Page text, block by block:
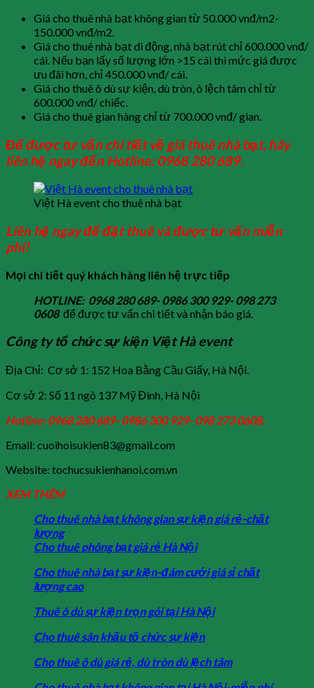
Giá cho thuê nhà bạt không gian từ 50.000 vnđ/m2-
150.000 vnđ/m2.
Giá cho thuê nhà bạt di động, nhà bạt rút chỉ 600.000 vnđ/
cái. Nếu bạn lấy số lượng lớn >15 cái thì mức giá được
ưu đãi hơn, chỉ 450.000 vnđ/ cái.
Giá cho thuê ô dù sự kiện, dù tròn, ô lệch tâm chỉ từ
600.000 vnđ/ chiếc.
Giá cho thuê gian hàng chỉ từ 700.000 vnđ/ gian.
Đểđược tưvấn chi tiết về giá thuê nhà bạt, hãy
liên hệ ngayđến Hotline: 0968 280 689.
Việt Hà event cho thuê nhà bạt
Liên hệ ngay để đặt thuê và được tư vấn miễn
phí!
Mọi chi tiết quý khách hàng liên hệ trực tiếp
HOTLINE: 0968 280 689- 0986 300 929- 098 273
0608 để được tư vấn chi tiết và nhận báo giá.
Công ty tổ chức sự kiện Việt Hà event
Địa Chỉ: Cơ sở 1: 152 Hoa Bằng Cầu Giấy, Hà Nội.
Cơ sở 2: Số 11 ngõ 137 Mỹ Đình, Hà Nội
Hotline: 0968 280 689- 0986 300 929- 098 273 0608.
Email: cuoihoisukien83@gmail.com
Website: tochucsukienhanoi.com.vn
XEM THÊM
Cho thuê nhà bạt không gian sự kiện giá rẻ-chất
lượng
Cho thuê phông bạt giá rẻ Hà Nội
Cho thuê nhà bạt sự kiện-đám cưới giá sỉ chất
lượng cao
Thuê ô dù sự kiện trọn gói tại Hà Nội
Cho thuê sân khấu tố chức sự kiện
Cho thuê ô dù giá rẻ, dù tròn dù lệch tâm